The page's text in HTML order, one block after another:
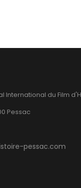
International du Film
Pessac
pessac.com